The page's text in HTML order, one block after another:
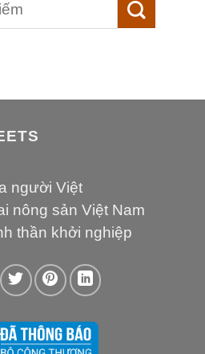
người Việt
nông sản Việt Nam
thần khởi nghiệp